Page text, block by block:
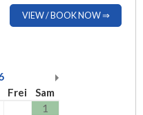
VIEW / BOOK NOW ⇒
Frei
Sam
1